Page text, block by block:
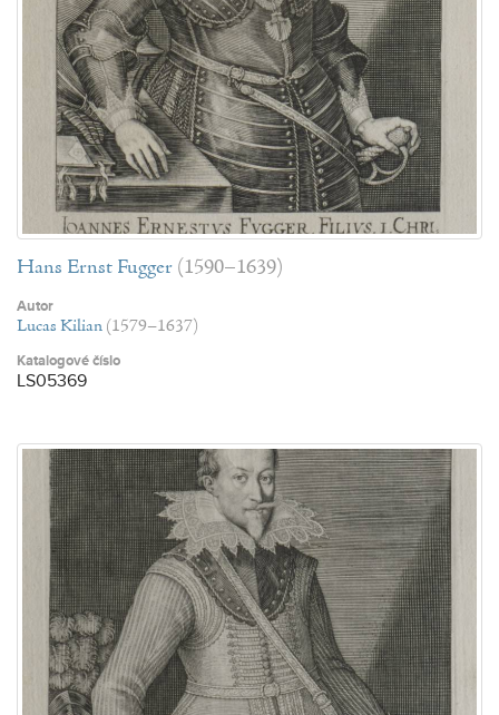
Hans Ernst Fugger (1590–1639)
Autor
Lucas Kilian (1579–1637)
Katalogové číslo
LS05369